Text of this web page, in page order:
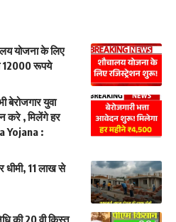
योजना के लिए
12000 रूपये
युवा
करे , मिलेंगे हर
Yojana :
धीमी, 11 लाख से
की 20 वी क़िस्त